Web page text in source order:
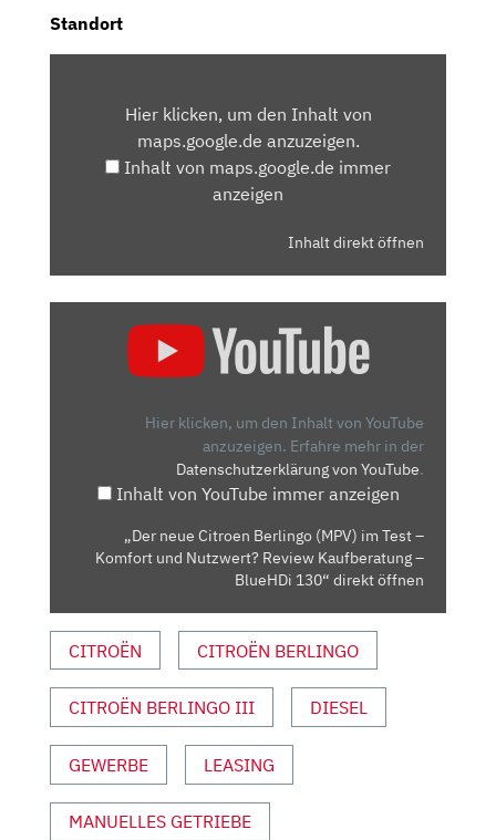
Standort
MAPS.GOOGLE.DEHier klicken, um den Inhalt von
maps.google.de anzuzeigen.
Inhalt von maps.google.de immer
anzeigen
Inhalt direkt öffnen
KAUFBERATUNG
BLUEHDI
130“
YOUTUBE
ANZEIGEN
Hier klicken, um den Inhalt von YouTube
anzuzeigen. Erfahre mehr in der
Datenschutzerklärung von YouTube.
Inhalt von YouTube immer anzeigen
„Der neue Citroen Berlingo (MPV) im Test –
Komfort und Nutzwert? Review Kaufberatung –
BlueHDi 130“ direkt öffnen
CITROËN CITROËN BERLINGO
CITROËN BERLINGO III DIESEL
GEWERBE LEASING
MANUELLES GETRIEBE